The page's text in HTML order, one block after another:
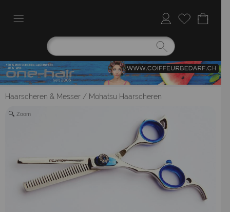
Haarscheren & Messer / Mohatsu Haarscheren
Zoom